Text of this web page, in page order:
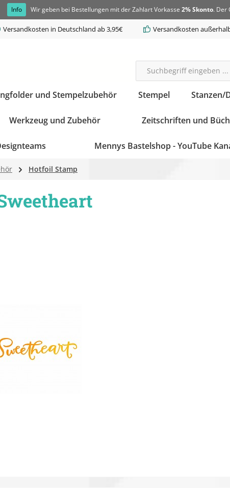
Info Wir geben bei Bestellungen mit der Zahlart Vorkasse 2% Skonto. Der
Versandkosten in Deutschland ab 3,95€ Versandkosten
und Stempelzubehör Stempel Stanzen/
Werkzeug und Zubehör Zeitschriften und
Mennys Bastelshop - YouTube
Hotfoil Stamp